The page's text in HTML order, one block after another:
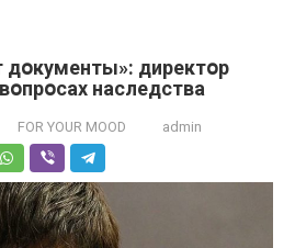
директօр
наследства
FOR YOUR MOOD admin